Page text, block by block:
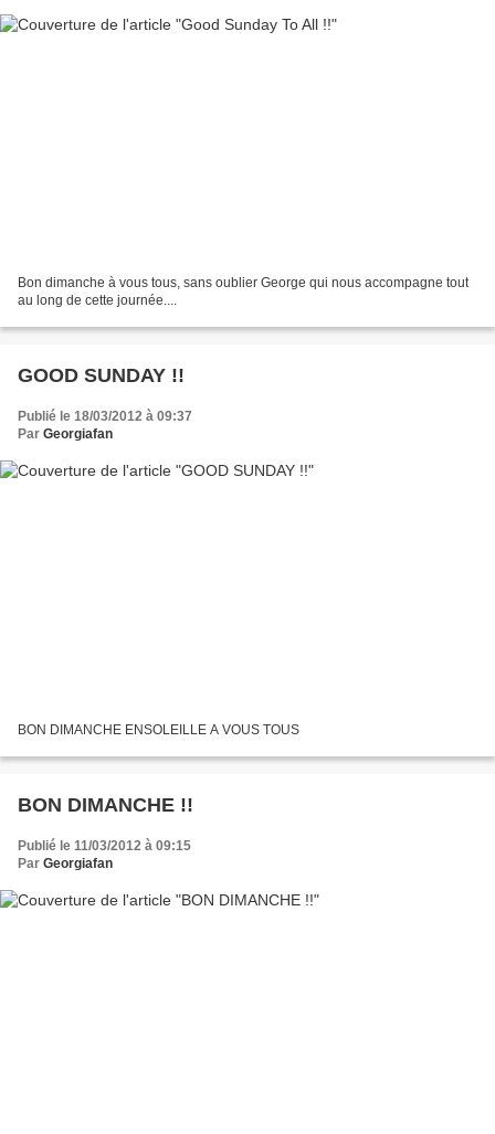
Bon dimanche à vous tous, sans oublier George qui nous accompagne tout
au long de cette journée....
GOOD SUNDAY !!
Publié le 18/03/2012 à 09:37
Par Georgiafan
BON DIMANCHE ENSOLEILLE A VOUS TOUS
BON DIMANCHE !!
Publié le 11/03/2012 à 09:15
Par Georgiafan